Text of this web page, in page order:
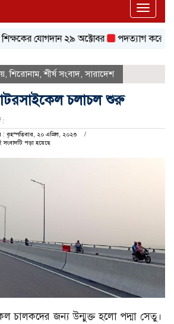
Toggle
যোগদান ২৯ অক্টোবর পদত্যাগ করেছেন
,শিরোনাম,শীর্ষ সংবাদ,সারাদেশ
চলাচল শুরু
:
: বৃহস্পতিবার, ২০ এপ্রিল, ২০২৩
পড়া হয়েছে
চালকদের জন্য উন্মুক্ত হলো পদ্মা সেতু।